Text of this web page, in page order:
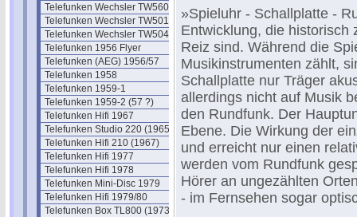
Telefunken Wechsler TW560 (1955)
Telefunken Wechsler TW501 (1958)
Telefunken Wechsler TW504 (1961)
Telefunken 1956 Flyer
Telefunken (AEG) 1956/57
Telefunken 1958
Telefunken 1959-1
Telefunken 1959-2 (57 ?)
Telefunken Hifi 1967
Telefunken Studio 220 (1965)
Telefunken Hifi 210 (1967)
Telefunken Hifi 1977
Telefunken Hifi 1978
Telefunken Mini-Disc 1979
Telefunken Hifi 1979/80
Telefunken Box TL800 (1973)
»Spieluhr - Schallplatte -
Entwicklung, die historisch
Reiz sind. Während die
Musikinstrumenten zählt,
Schallplatte nur Träger
allerdings nicht auf Musik
den Rundfunk. Der
Ebene. Die Wirkung der
und erreicht nur einen
werden vom Rundfunk
Hörer an ungezählten
- im Fernsehen sogar